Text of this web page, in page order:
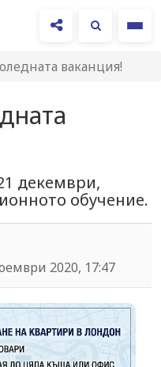
ваканция!
декември,
обучение.
2020, 17:47